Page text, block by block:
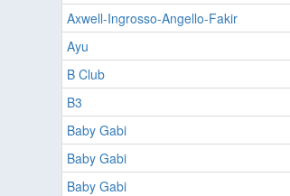
Axwell-Ingrosso-Angello-Fakir
Ayu
B Club
B3
Baby Gabi
Baby Gabi
Baby Gabi